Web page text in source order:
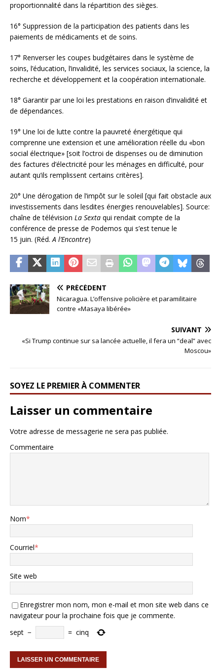
proportionnalité dans la répartition des sièges.
16° Suppression de la participation des patients dans les
paiements de médicaments et de soins.
17° Renverser les coupes budgétaires dans le système de
soins, l’éducation, l’invalidité, les services sociaux, la science, la
recherche et développement et la coopération internationale.
18° Garantir par une loi les prestations en raison d’invalidité et
de dépendances.
19° Une loi de lutte contre la pauvreté énergétique qui
comprenne une extension et une amélioration réelle du «bon
social électrique» [soit l’octroi de dispenses ou de diminution
des factures d’électricité pour les ménages en difficulté, pour
autant qu’ils remplissent certains critères].
20° Une dérogation de l’impôt sur le soleil [qui fait obstacle aux
investissements dans lesdites énergies renouvelables]. Source:
chaîne de télévision La Sexta qui rendait compte de la
conférence de presse de Podemos qui s’est tenue le
15 juin. (Réd.A l’Encontre)
PRÉCÉDENT
Nicaragua. L’offensive policière et paramilitaire
contre «Masaya libérée»
SUIVANT
«Si Trump continue sur sa lancée actuelle, il fera un “deal” avec
Moscou»
SOYEZ LE PREMIER À COMMENTER
Laisser un commentaire
Votre adresse de messagerie ne sera pas publiée.
Commentaire
Nom*
Courriel*
Site web
Enregistrer mon nom, mon e-mail et mon site web dans ce
navigateur pour la prochaine fois que je commente.
sept − = cinq